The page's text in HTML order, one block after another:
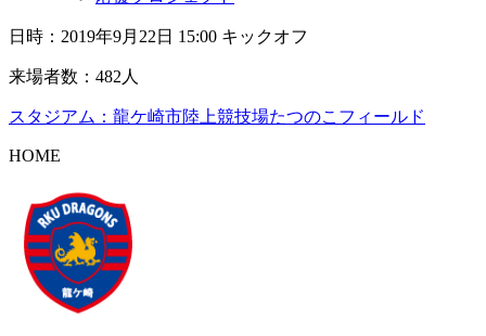
日時：2019年9月22日 15:00 キックオフ
来場者数：482人
スタジアム：龍ケ崎市陸上競技場たつのこフィールド
HOME